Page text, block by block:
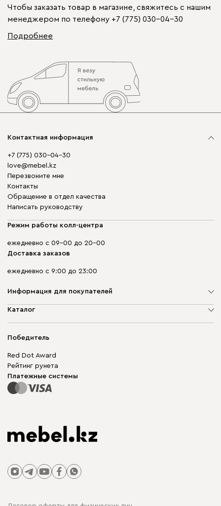
Чтобы заказать товар в магазине, свяжитесь с нашим
менеджером по телефону +7 (775) 030-04-30
Подробнее
Контактная информация
+7 (775) 030-04-30
love@mebel.kz
Перезвоните мне
Контакты
Обращение в отдел качества
Написать руководству
Режим работы колл-центра
ежедневно с 09-00 до 20-00
Доставка заказов
ежедневно с 9:00 до 23:00
Информация для покупателей
О компании
Гарантия
Для бизнеса
Карта сайта
Каталог
Корпусная мебель
Модульная мебель
Столы и стулья
Победитель
Red Dot Award
Рейтинг рунета
Платежные системы